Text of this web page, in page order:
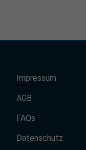
Impressum
AGB
FAQs
Datenschutz